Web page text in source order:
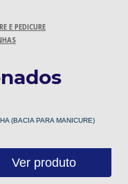
E PEDICURE
(BACIA PARA MANICURE)
Ver produto